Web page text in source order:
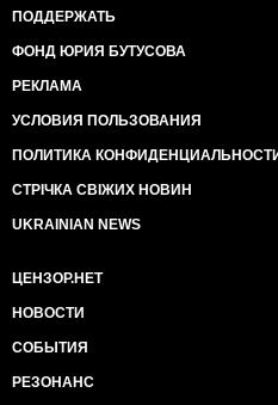
ПОДДЕРЖАТЬ
ФОНД ЮРИЯ БУТУСОВА
РЕКЛАМА
УСЛОВИЯ ПОЛЬЗОВАНИЯ
ПОЛИТИКА
СТРІЧКА СВІЖИХ НОВИН
UKRAINIAN NEWS
ЦЕНЗОР.НЕТ
НОВОСТИ
СОБЫТИЯ
РЕЗОНАНС